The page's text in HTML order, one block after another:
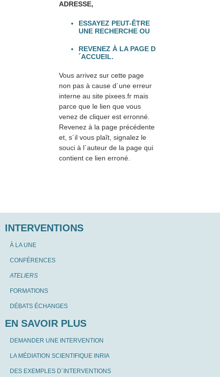
ADRESSE,
ESSAYEZ PEUT-ÊTRE
UNE RECHERCHE OU
REVENEZ À LA PAGE D
´ACCUEIL.
Vous arrivez sur cette page
non pas à cause d´une erreur
interne au site pixees.fr mais
parce que le lien que vous
venez de cliquer est erronné.
Revenez à la page précédente
et, s´il vous plaît, signalez le
souci à l´auteur de la page qui
contient ce lien erroné.
INTERVENTIONS
À LA UNE
CONFÉRENCES
ATELIERS
FORMATIONS
DÉBATS ÉCHANGES
EN SAVOIR PLUS
DEMANDER UNE INTERVENTION
LA MÉDIATION SCIENTIFIQUE INRIA
DES EXEMPLES D´INTERVENTIONS